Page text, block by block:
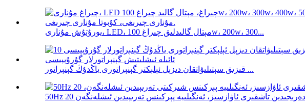
يورۇتۇش مۇنارى، LED، مېتال گالىدلىق چىراغ 100w، 200w، 300...
قىزىق سېتىلىۋاتقان دىزېل ئېلېكتر گېنېراتورى ياڭدۇڭ گېنېراتور ...